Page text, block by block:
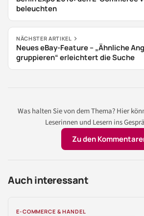
beleuchten
NÄCHSTER ARTIKEL
Neues eBay-Feature – „Ähnliche
gruppieren“ erleichtert die Suche
Was halten Sie von dem Thema? Hier
Leserinnen und Lesern ins
Zu den
Auch interessant
E-COMMERCE & HANDEL